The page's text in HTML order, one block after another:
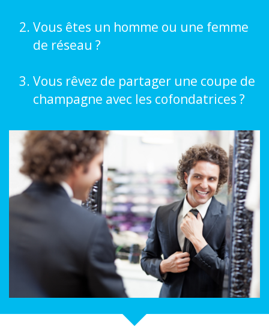
Vous êtes un homme ou une femme
de réseau ?
Vous rêvez de partager une coupe de
champagne avec les cofondatrices ?